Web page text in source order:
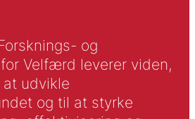
og
Velfærd leverer viden,
udvikle
og til at styrke